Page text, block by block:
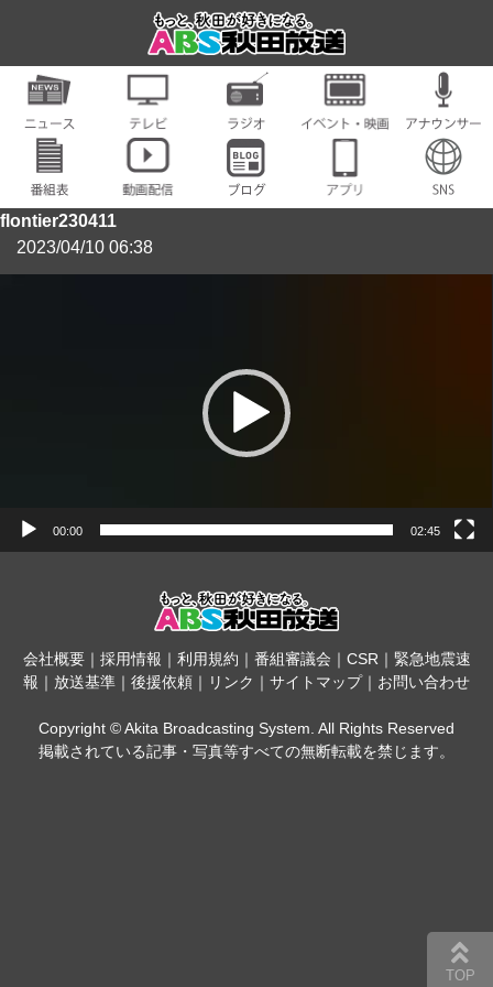
flontier230411
2023/04/10 06:38
00:00 02:45
会社概要｜ 採用情報 ｜ 利用規約 ｜ 番組審議会 ｜ CSR｜ 緊急地震速
報 ｜ 放送基準 ｜ 後援依頼 ｜ リンク ｜ サイトマップ｜ お問い合わせ
Copyright © Akita Broadcasting System. All Rights Reserved
掲載されている記事・写真等すべての無断転載を禁じます。